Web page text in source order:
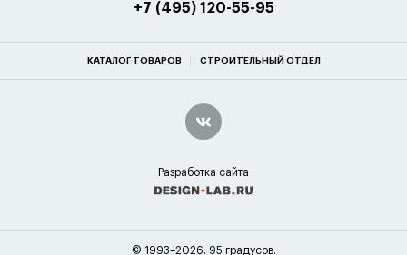
+7 (495) 120-55-95
КАТАЛОГ ТОВАРОВ СТРОИТЕЛЬНЫЙ ОТДЕЛ
Разработка сайта
© 1993–2026. 95 градусов.